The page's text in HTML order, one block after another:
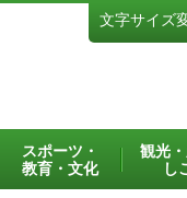
文字サイズ
スポーツ・
教育・文化
観光・
し